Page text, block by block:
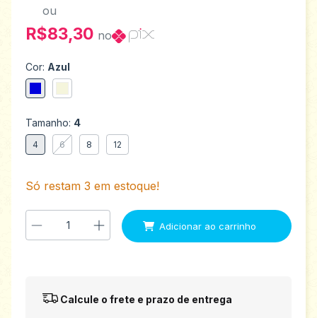
ou
R$83,30 no
Cor: Azul
Tamanho: 4
4 6 8 12
Só restam 3 em estoque!
Entregas para o CEP: Alterar CEP
Calcule o frete e prazo de entrega